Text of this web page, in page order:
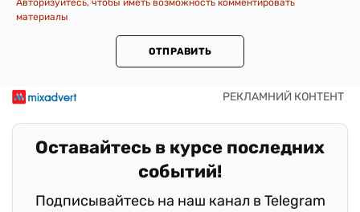
материалы
ОТПРАВИТЬ
Оставайтесь в курсе последних
событий!
Подписывайтесь на наш канал в Telegram